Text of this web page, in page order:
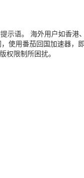
示语。 海外用户如香港
使用番茄回国加速器，
权限制所困扰。